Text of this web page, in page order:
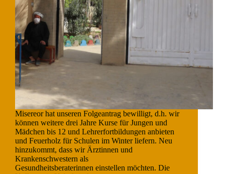
Misereor hat unseren Folgeantrag bewilligt, d.h. wir
können weitere drei Jahre Kurse für Jungen und
Mädchen bis 12 und Lehrerfortbildungen anbieten
und Feuerholz für Schulen im Winter liefern. Neu
hinzukommt, dass wir Ärztinnen und
Krankenschwestern als
Gesundheitsberaterinnen einstellen möchten. Die